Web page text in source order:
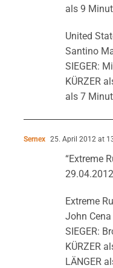
als 9
United
Santino
SIEGER:
KÜRZER
als 7
Sernex 25. April 2012 at
“Extreme
Extreme
John
SIEGER:
KÜRZER
LÄNGER